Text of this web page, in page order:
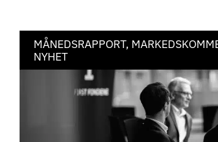
MÅNEDSRAPPORT,
NYHET